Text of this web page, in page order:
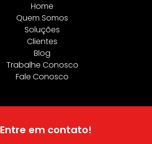
Home
Quem Somos
Soluções
Clientes
Blog
Trabalhe Conosco
Fale Conosco
Entre em contato!